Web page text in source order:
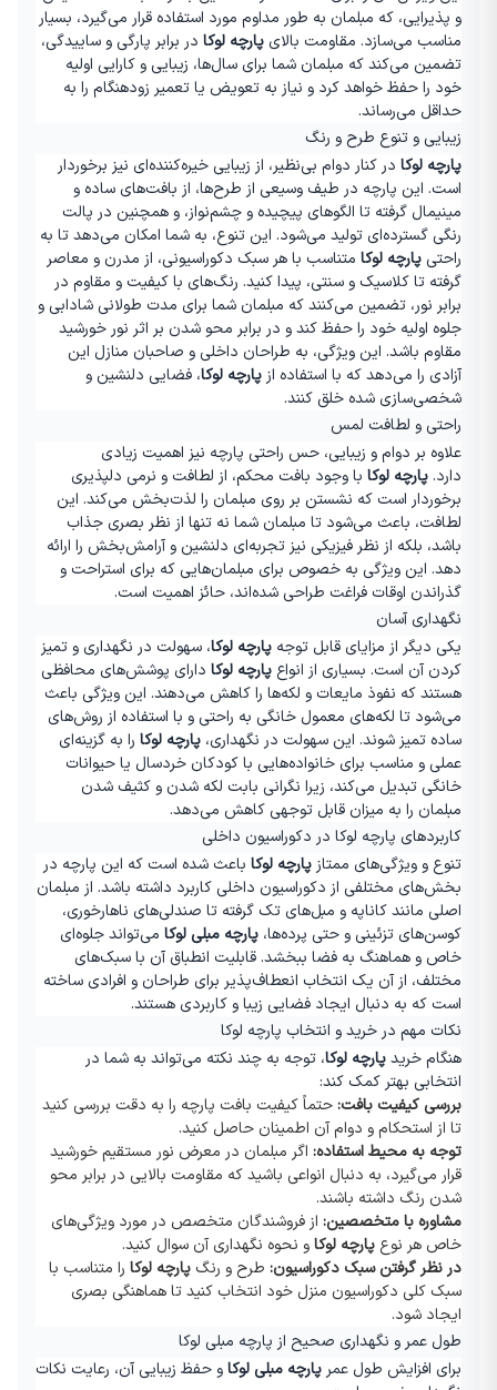
و پذیرایی، که مبلمان به طور مداوم مورد استفاده قرار می‌گیرد، بسیار
مناسب می‌سازد. مقاومت بالای پارچه لوکا در برابر پارگی و ساییدگی،
تضمین می‌کند که مبلمان شما برای سال‌ها، زیبایی و کارایی اولیه
خود را حفظ خواهد کرد و نیاز به تعویض یا تعمیر زودهنگام را به
حداقل می‌رساند.
زیبایی و تنوع طرح و رنگ
پارچه لوکا در کنار دوام بی‌نظیر، از زیبایی خیره‌کننده‌ای نیز برخوردار
است. این پارچه در طیف وسیعی از طرح‌ها، از بافت‌های ساده و
مینیمال گرفته تا الگوهای پیچیده و چشم‌نواز، و همچنین در پالت
رنگی گسترده‌ای تولید می‌شود. این تنوع، به شما امکان می‌دهد تا به
راحتی پارچه لوکا متناسب با هر سبک دکوراسیونی، از مدرن و معاصر
گرفته تا کلاسیک و سنتی، پیدا کنید. رنگ‌های با کیفیت و مقاوم در
برابر نور، تضمین می‌کنند که مبلمان شما برای مدت طولانی شادابی و
جلوه اولیه خود را حفظ کند و در برابر محو شدن بر اثر نور خورشید
مقاوم باشد. این ویژگی، به طراحان داخلی و صاحبان منازل این
آزادی را می‌دهد که با استفاده از پارچه لوکا، فضایی دلنشین و
شخصی‌سازی شده خلق کنند.
راحتی و لطافت لمس
علاوه بر دوام و زیبایی، حس راحتی پارچه نیز اهمیت زیادی
دارد. پارچه لوکا با وجود بافت محکم، از لطافت و نرمی دلپذیری
برخوردار است که نشستن بر روی مبلمان را لذت‌بخش می‌کند. این
لطافت، باعث می‌شود تا مبلمان شما نه تنها از نظر بصری جذاب
باشد، بلکه از نظر فیزیکی نیز تجربه‌ای دلنشین و آرامش‌بخش را ارائه
دهد. این ویژگی به خصوص برای مبلمان‌هایی که برای استراحت و
گذراندن اوقات فراغت طراحی شده‌اند، حائز اهمیت است.
نگهداری آسان
یکی دیگر از مزایای قابل توجه پارچه لوکا، سهولت در نگهداری و تمیز
کردن آن است. بسیاری از انواع پارچه لوکا دارای پوشش‌های محافظی
هستند که نفوذ مایعات و لکه‌ها را کاهش می‌دهند. این ویژگی باعث
می‌شود تا لکه‌های معمول خانگی به راحتی و با استفاده از روش‌های
ساده تمیز شوند. این سهولت در نگهداری، پارچه لوکا را به گزینه‌ای
عملی و مناسب برای خانواده‌هایی با کودکان خردسال یا حیوانات
خانگی تبدیل می‌کند، زیرا نگرانی بابت لکه شدن و کثیف شدن
مبلمان را به میزان قابل توجهی کاهش می‌دهد.
کاربردهای پارچه لوکا در دکوراسیون داخلی
تنوع و ویژگی‌های ممتاز پارچه لوکا باعث شده است که این پارچه در
بخش‌های مختلفی از دکوراسیون داخلی کاربرد داشته باشد. از مبلمان
اصلی مانند کاناپه و مبل‌های تک گرفته تا صندلی‌های ناهارخوری،
کوسن‌های تزئینی و حتی پرده‌ها، پارچه مبلی لوکا می‌تواند جلوه‌ای
خاص و هماهنگ به فضا ببخشد. قابلیت انطباق آن با سبک‌های
مختلف، از آن یک انتخاب انعطاف‌پذیر برای طراحان و افرادی ساخته
است که به دنبال ایجاد فضایی زیبا و کاربردی هستند.
نکات مهم در خرید و انتخاب پارچه لوکا
هنگام خریدپارچه لوکا، توجه به چند نکته می‌تواند به شما در
انتخابی بهتر کمک کند:
بررسی کیفیت بافت:حتماً کیفیت بافت پارچه را به دقت بررسی کنید
تا از استحکام و دوام آن اطمینان حاصل کنید.
توجه به محیط استفاده: اگر مبلمان در معرض نور مستقیم خورشید
قرار می‌گیرد، به دنبال انواعی باشید که مقاومت بالایی در برابر محو
شدن رنگ داشته باشند.
مشاوره با متخصصین: از فروشندگان متخصص در مورد ویژگی‌های
خاص هر نوع پارچه لوکاو نحوه نگهداری آن سوال کنید.
در نظر گرفتن سبک دکوراسیون: طرح و رنگ پارچه لوکا را متناسب با
سبک کلی دکوراسیون منزل خود انتخاب کنید تا هماهنگی بصری
ایجاد شود.
طول عمر و نگهداری صحیح از پارچه مبلی لوکا
برای افزایش طول عمر پارچه مبلی لوکاو حفظ زیبایی آن، رعایت نکات